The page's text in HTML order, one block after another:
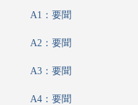
A1：要聞
A2：要聞
A3：要聞
A4：要聞